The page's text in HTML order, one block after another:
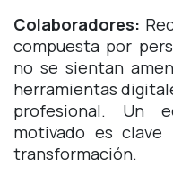
Colaboradores:
compuesta por
no se sientan
herramientas
profesional. Un
motivado es
transformación.